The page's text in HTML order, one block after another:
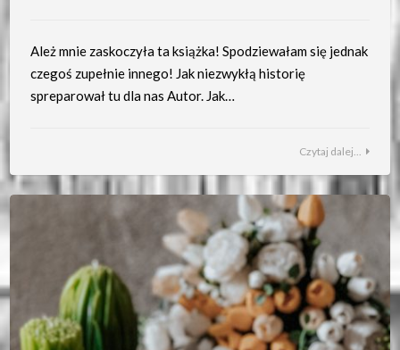
Ależ mnie zaskoczyła ta książka! Spodziewałam się jednak
czegoś zupełnie innego! Jak niezwykłą historię
spreparował tu dla nas Autor. Jak…
Czytaj dalej...